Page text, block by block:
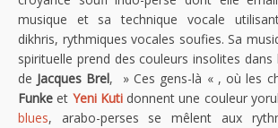
musique et sa technique vocale
dikhris, rythmiques vocales soufies. Sa
spirituelle prend des couleurs insolites dans
de Jacques Brel, » Ces gens-là « , où les
Funke et Yeni Kutidonnent une couleur
blues, arabo-perses se mêlent aux